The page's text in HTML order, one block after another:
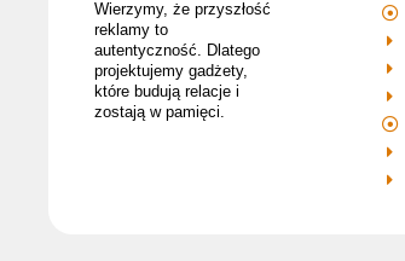
Wierzymy, że przyszłość
reklamy to
autentyczność. Dlatego
projektujemy gadżety,
które budują relacje i
zostają w pamięci.